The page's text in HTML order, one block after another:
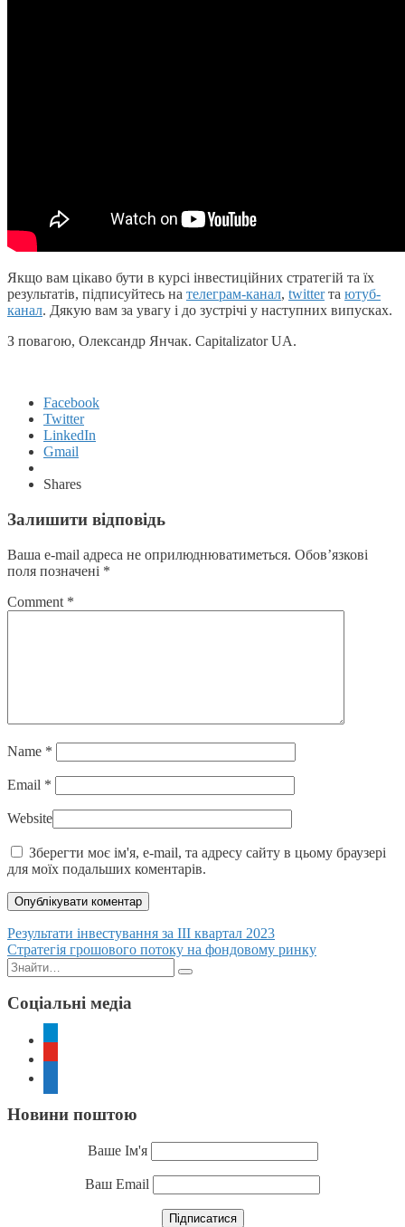
Якщо вам цікаво бути в курсі інвестиційних стратегій та їх
результатів, підписуйтесь на телеграм-канал, twitterта ютуб-
канал. Дякую вам за увагу і до зустрічі у наступних випусках.
З повагою, Олександр Янчак. Capitalizator UA.
Facebook
Twitter
LinkedIn
Gmail
Shares
Залишити відповідь
Ваша e-mail адреса не оприлюднюватиметься. Обов’язкові
поля позначені *
Comment *
Name *
Email *
Website
Зберегти моє ім'я, e-mail, та адресу сайту в цьому браузері
для моїх подальших коментарів.
Posts
navigation
Результати інвестування за ІІІ квартал 2023
Стратегія грошового потоку на фондовому ринку
Пошук:
Соціальні медіа
Новини поштою
Ваше Ім'я
Ваш Email